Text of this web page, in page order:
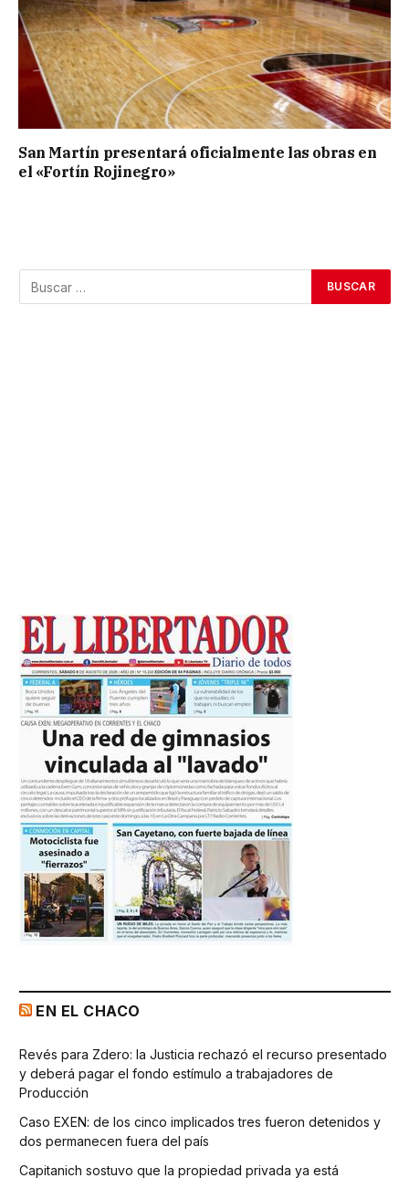
San Martín presentará oficialmente las obras en
el «Fortín Rojinegro»
EN EL CHACO
Revés para Zdero: la Justicia rechazó el recurso presentado
y deberá pagar el fondo estímulo a trabajadores de
Producción
Caso EXEN: de los cinco implicados tres fueron detenidos y
dos permanecen fuera del país
Capitanich sostuvo que la propiedad privada ya está